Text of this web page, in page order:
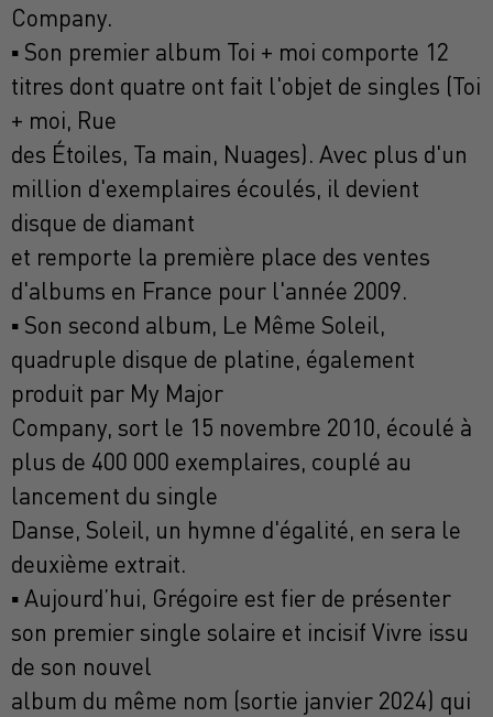
Company.
▪ Son premier album Toi + moi comporte 12
titres dont quatre ont fait l'objet de singles (Toi
+ moi, Rue
des Étoiles, Ta main, Nuages). Avec plus d'un
million d'exemplaires écoulés, il devient
disque de diamant
et remporte la première place des ventes
d'albums en France pour l'année 2009.
▪ Son second album, Le Même Soleil,
quadruple disque de platine, également
produit par My Major
Company, sort le 15 novembre 2010, écoulé à
plus de 400 000 exemplaires, couplé au
lancement du single
Danse, Soleil, un hymne d'égalité, en sera le
deuxième extrait.
▪ Aujourd’hui, Grégoire est fier de présenter
son premier single solaire et incisif Vivre issu
de son nouvel
album du même nom (sortie janvier 2024) qui